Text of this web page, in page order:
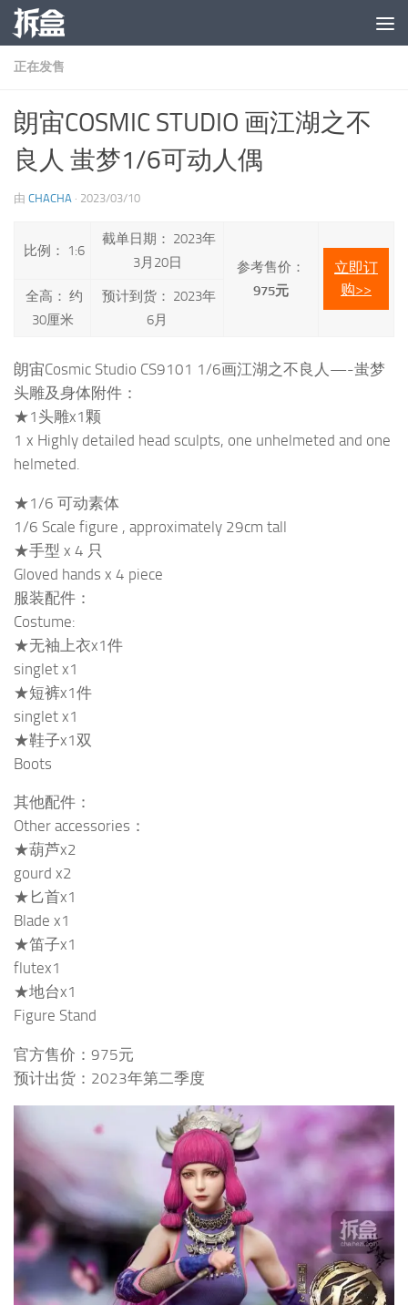
跳至内容
正在发售
朗宙COSMIC STUDIO 画江湖之不
良人 蚩梦1/6可动人偶
由 CHACHA · 2023/03/10
比例： 1:6
截单日期： 2023年
3月20日
参考售价：
975元
立即订
购>>
全高： 约
30厘米
预计到货： 2023年
6月
朗宙Cosmic Studio CS9101 1/6画江湖之不良人—-蚩梦
头雕及身体附件：
★1头雕x1颗
1 x Highly detailed head sculpts, one unhelmeted and one
helmeted.
★1/6 可动素体
1/6 Scale figure , approximately 29cm tall
★手型 x 4 只
Gloved hands x 4 piece
服装配件：
Costume:
★无袖上衣x1件
singlet x1
★短裤x1件
singlet x1
★鞋子x1双
Boots
其他配件：
Other accessories：
★葫芦x2
gourd x2
★匕首x1
Blade x1
★笛子x1
flutex1
★地台x1
Figure Stand
官方售价：975元
预计出货：2023年第二季度